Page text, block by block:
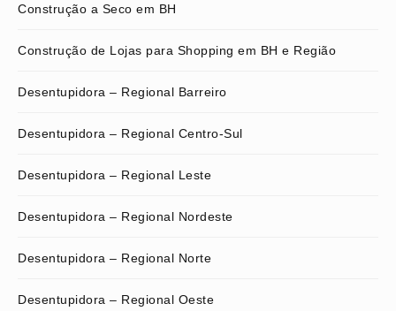
Construção a Seco em BH
Construção de Lojas para Shopping em BH e Região
Desentupidora – Regional Barreiro
Desentupidora – Regional Centro-Sul
Desentupidora – Regional Leste
Desentupidora – Regional Nordeste
Desentupidora – Regional Norte
Desentupidora – Regional Oeste